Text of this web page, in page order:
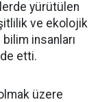
yürütülen
ve ekolojik
insanları
etti.
üzere